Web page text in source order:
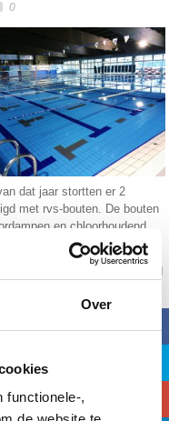
Over
functionele-,
0
dat jaar stortten er 2
met rvs-bouten. De bouten
en chloorhoudend
dat plaatsvond door falend
(hing aan rvs-
aan rvs-draadeinden)
op z’n zachtst gezegd
veel ‘AISI 304’ en
b